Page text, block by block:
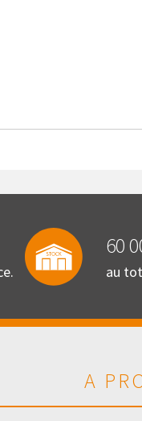
60
au
A